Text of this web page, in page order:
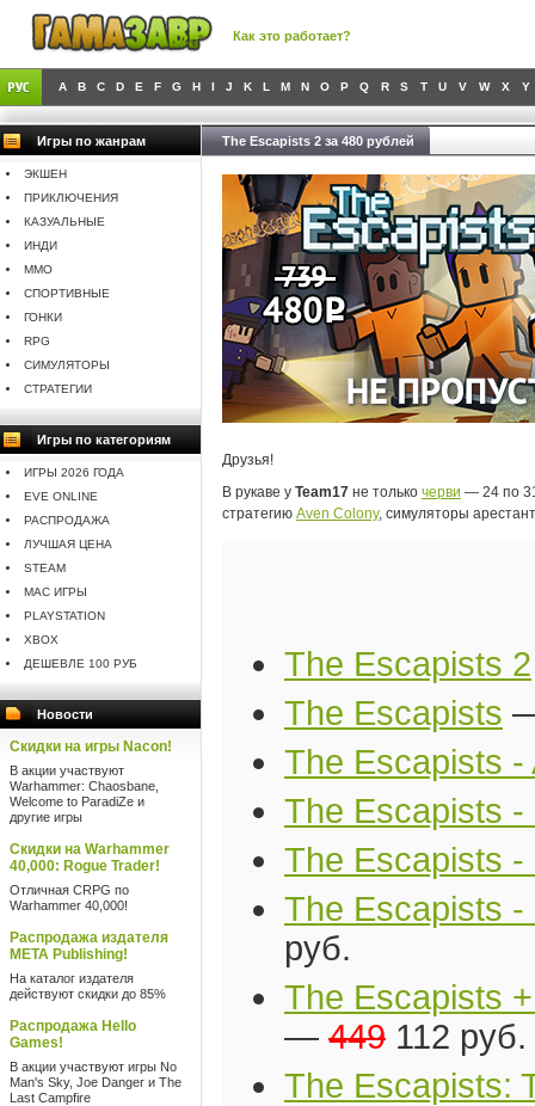
Как это работает?
A B C D E F G H I J K L M N O P Q R S T U V W X Y
Игры по жанрам
ЭКШЕН
ПРИКЛЮЧЕНИЯ
КАЗУАЛЬНЫЕ
ИНДИ
MMO
СПОРТИВНЫЕ
ГОНКИ
RPG
СИМУЛЯТОРЫ
СТРАТЕГИИ
Игры по категориям
ИГРЫ 2026 ГОДА
EVE ONLINE
РАСПРОДАЖА
ЛУЧШАЯ ЦЕНА
STEAM
MAC ИГРЫ
PLAYSTATION
XBOX
ДЕШЕВЛЕ 100 РУБ
Новости
Скидки на игры Nacon!
В акции участвуют
Warhammer: Chaosbane,
Welcome to ParadiZe и
другие игры
Скидки на Warhammer
40,000: Rogue Trader!
Отличная CRPG по
Warhammer 40,000!
Распродажа издателя
META Publishing!
На каталог издателя
действуют скидки до 85%
Распродажа Hello
Games!
В акции участвуют игры No
Man's Sky, Joe Danger и The
Last Campfire
The Escapists 2 за 480 рублей
Друзья!
В рукаве у Team17 не только черви — 24 по
стратегию Aven Colony, симуляторы
The Escapists 2
The Escapists
The Escapists -
The Escapists -
The Escapists -
The Escapists
руб.
The Escapists
— 449 112 руб.
The Escapists: